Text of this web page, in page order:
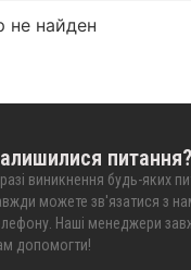
не найден
питання?
виникнення будь-яких
можете зв'язатися з
Наші менеджери
допомогти!